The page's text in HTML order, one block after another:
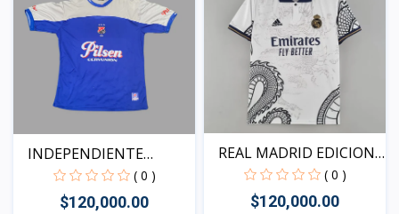
INDEPENDIENTE
MEDELLIN...
( 0 )
$120,000.00
REAL MADRID EDICION
DRA...
( 0 )
$120,000.00